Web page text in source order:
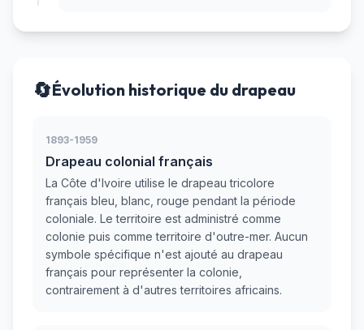
🔄Évolution historique du drapeau
1893-1959
Drapeau colonial français
La Côte d'Ivoire utilise le drapeau tricolore
français bleu, blanc, rouge pendant la période
coloniale. Le territoire est administré comme
colonie puis comme territoire d'outre-mer. Aucun
symbole spécifique n'est ajouté au drapeau
français pour représenter la colonie,
contrairement à d'autres territoires africains.